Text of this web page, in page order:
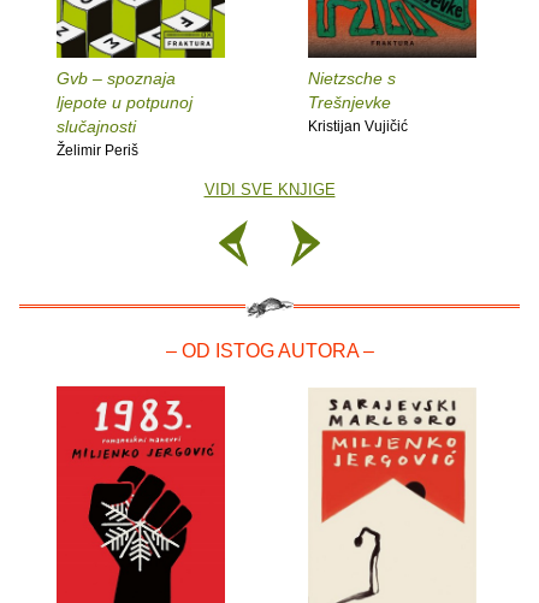
Gvb – spoznaja
ljepote u potpunoj
slučajnosti
Želimir Periš
Nietzsche s
Trešnjevke
Kristijan Vujičić
VIDI SVE KNJIGE
– OD ISTOG AUTORA –